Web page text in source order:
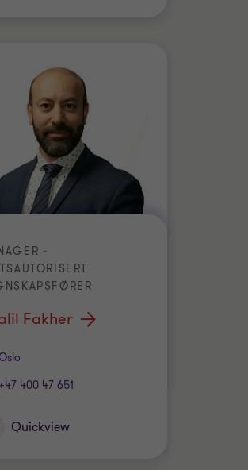
Fakher
-
+47 400 47 651
Quickview